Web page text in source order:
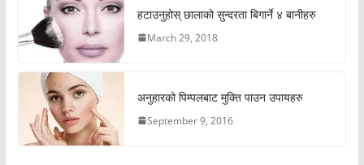
हटाउनुहोस् छालाको सुन्दरता बिगार्ने ४ बानीहरु
March 29, 2018
अनुहारको पिम्पलबाट मुक्ति पाउन उपायहरु
September 9, 2016